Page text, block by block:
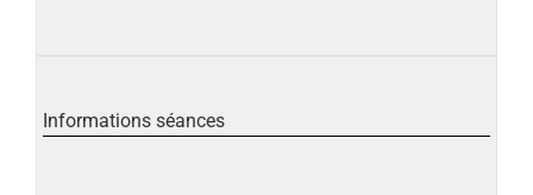
Informations séances